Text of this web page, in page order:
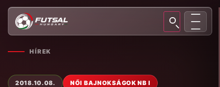
HÍREK
2018.10.08. NŐI BAJNOKSÁGOK NB I